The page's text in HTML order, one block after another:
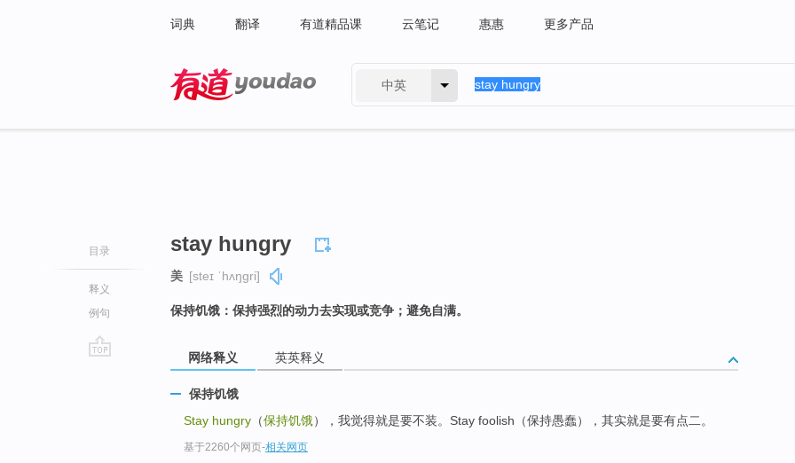
词典 翻译 有道精品课 云笔记 惠惠 更多产品
中英
目录
释义
例句
stay hungry
美 [steɪ ˈhʌŋɡri]
保持饥饿：保持强烈的动力去实现或竞争；避免自满。
网络释义 英英释义
保持饥饿
Stay hungry （保持饥饿），我觉得就是要不装。Stay foolish（保持愚蠢），其实就是要有点二。
基于2260个网页-相关网页